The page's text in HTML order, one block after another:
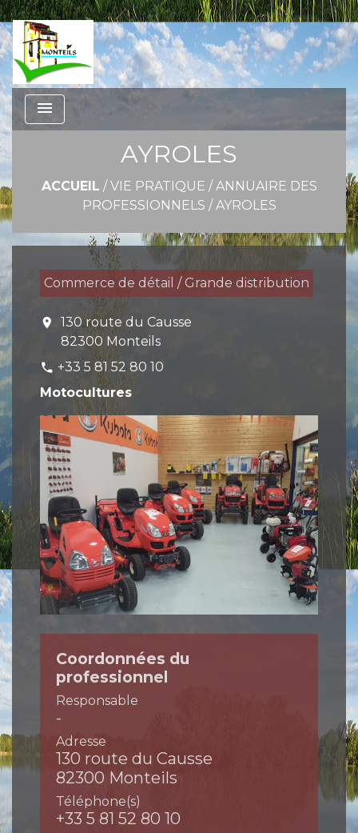
menu
AYROLES
ACCUEIL /VIE PRATIQUE /ANNUAIRE DES
PROFESSIONNELS /AYROLES
Commerce de détail / Grande distribution
location_on
130 route du Causse
82300 Monteils
phone +33 5 81 52 80 10
Motocultures
Coordonnées du
professionnel
Responsable
-
Adresse
130 route du Causse
82300 Monteils
Téléphone(s)
+33 5 81 52 80 10